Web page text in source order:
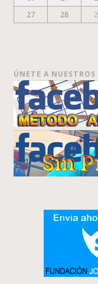
27
28
ÚNETE A NUESTROS